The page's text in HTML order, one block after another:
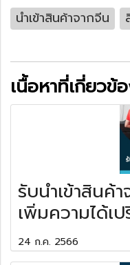
นำเข้าสินค้าจากจีน
เนื้อหาที่เกี่ยวข้
รับนำเข้าสินค้
เพิ่มความได้เ
24 ก.ค. 2566